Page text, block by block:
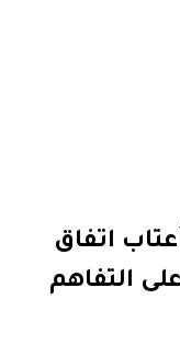
اتفاق
التفاهم